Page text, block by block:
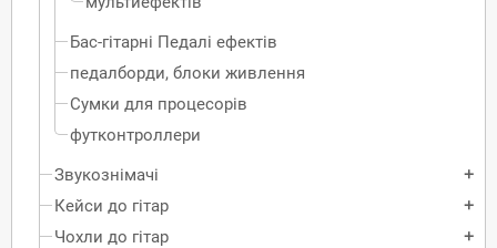
Бас-гітарні Педалі ефектів
педалборди, блоки живлення
Сумки для процесорів
футконтроллери
Звукознімачі
add
Кейси до гітар add
Чохли до гітар add